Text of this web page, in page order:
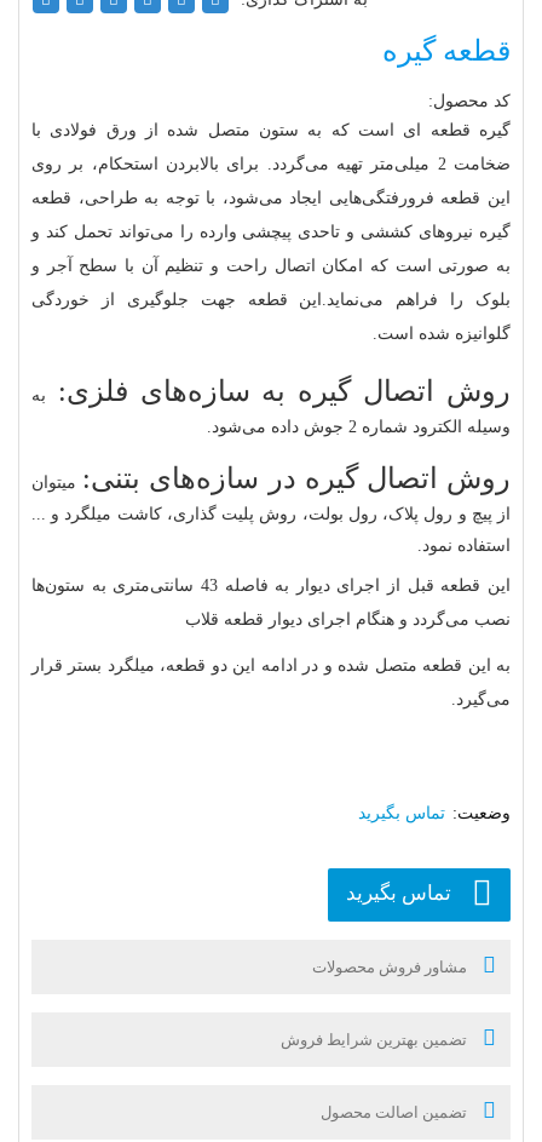
قطعه گیره
کد محصول:
گیره قطعه ای است که به ستون متصل شده از ورق فولادی با
ضخامت 2 میلی‌متر تهیه می‌گردد. برای بالابردن استحکام، بر روی
این قطعه فرورفتگی‌هایی ایجاد می‌شود، با توجه به طراحی، قطعه
گیره نیروهای کششی و تاحدی پیچشی وارده را می‌تواند تحمل کند و
به صورتی است که امکان اتصال راحت و تنظیم آن با سطح آجر و
بلوک را فراهم می‌نماید.این قطعه جهت جلوگیری از خوردگی
گلوانیزه شده است.
روش اتصال گیره به سازه‌های فلزی:
به
وسیله الکترود شماره 2 جوش داده می‌شود.
روش اتصال گیره در سازه‌های بتنی: میتوان
از پیچ و رول پلاک، رول بولت، روش پلیت گذاری، کاشت میلگرد و ...
استفاده نمود.
این قطعه قبل از اجرای دیوار به فاصله 43 سانتی‌متری به ستون‌ها
نصب می‌گردد و هنگام اجرای دیوار قطعه قلاب
به این قطعه متصل شده و در ادامه این دو قطعه، میلگرد بستر قرار
می‌گیرد.
تماس بگیرید
تماس بگیرید
مشاور فروش محصولات
تضمین بهترین شرایط فروش
تضمین اصالت محصول